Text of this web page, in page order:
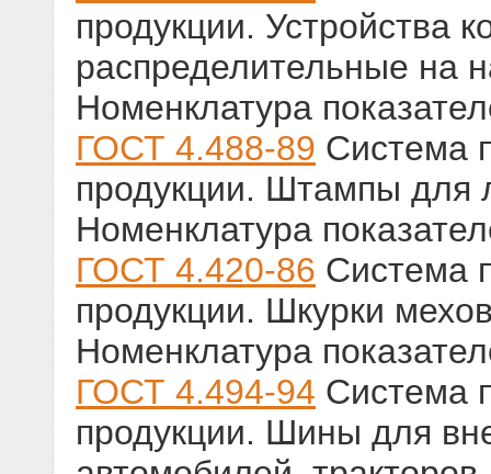
продукции. Устройства
распределительные на
Номенклатура
ГОСТ 4.488-89 Система
продукции. Штампы для
Номенклатура
ГОСТ 4.420-86 Система
продукции. Шкурки
Номенклатура
ГОСТ 4.494-94 Система
продукции. Шины для